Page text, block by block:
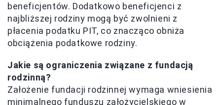
beneficjentów. Dodatkowo beneficjenci z
najbliższej rodziny mogą być zwolnieni z
płacenia podatku PIT, co znacząco obniża
obciążenia podatkowe rodziny.
Jakie są ograniczenia związane z fundacją
rodzinną?
Założenie fundacji rodzinnej wymaga wniesienia
minimalnego funduszu założycielskiego w